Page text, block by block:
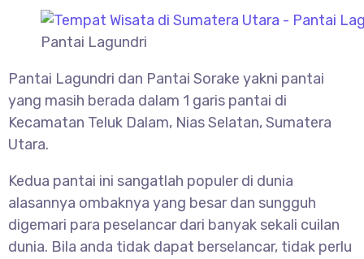
Pantai Lagundri
Pantai Lagundri dan Pantai Sorake yakni pantai
yang masih berada dalam 1 garis pantai di
Kecamatan Teluk Dalam, Nias Selatan, Sumatera
Utara.
Kedua pantai ini sangatlah populer di dunia
alasannya ombaknya yang besar dan sungguh
digemari para peselancar dari banyak sekali cuilan
dunia. Bila anda tidak dapat berselancar, tidak perlu